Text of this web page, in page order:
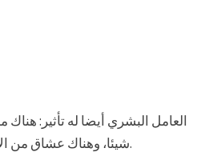
العامل البشري أيضا له تأثير: هناك
شيئا، وهناك عشاق من الأطباق المطبوخة لزوجين.